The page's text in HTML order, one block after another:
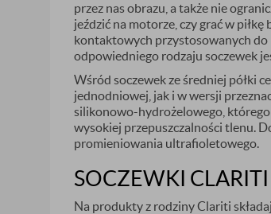
przez nas obrazu, a także nie
jeździć na motorze, czy grać w
kontaktowych przystosowanych
odpowiedniego rodzaju soczewek
Wśród soczewek ze średniej półki
jednodniowej, jak i w wersji
silikonowo-hydrożelowego, którego
wysokiej przepuszczalności tlenu.
promieniowania ultrafioletowego.
SOCZEWKI
Na produkty z rodziny Clariti
ZAPISZ SIĘ DO
i odbierz 5% rabatu